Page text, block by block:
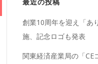
最近の投稿
創業10周年を迎え「あ
施、記念ロゴも発表
関東経済産業局の「CE